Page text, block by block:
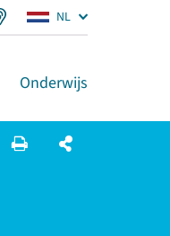
NL
Onderwijs